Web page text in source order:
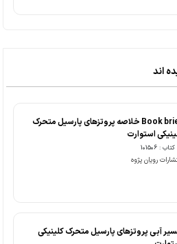
اند
Book brief خلاصه پروتزهای پارسیل متحرک
استوارت
: 101506
رویان پژوه
آبی پروتزهای پارسیل متحرک کلینیکی